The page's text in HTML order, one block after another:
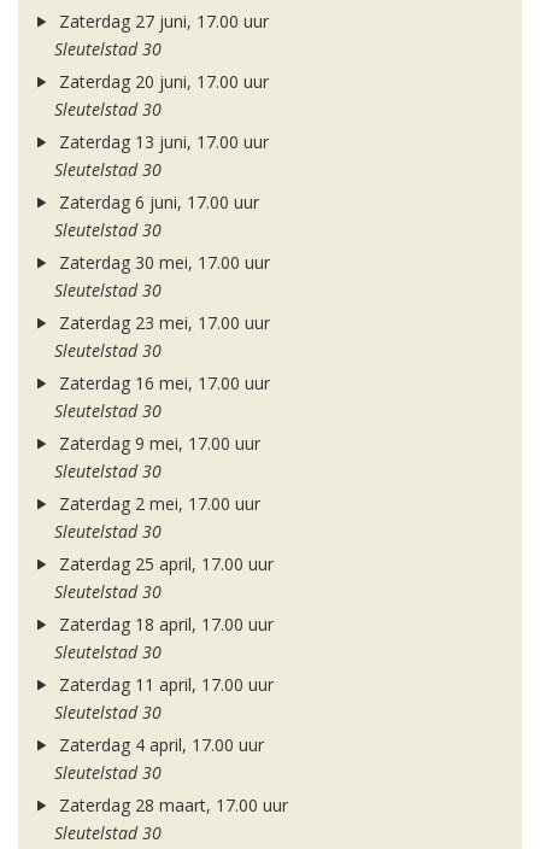
Zaterdag 27 juni, 17.00 uur
Sleutelstad 30
Zaterdag 20 juni, 17.00 uur
Sleutelstad 30
Zaterdag 13 juni, 17.00 uur
Sleutelstad 30
Zaterdag 6 juni, 17.00 uur
Sleutelstad 30
Zaterdag 30 mei, 17.00 uur
Sleutelstad 30
Zaterdag 23 mei, 17.00 uur
Sleutelstad 30
Zaterdag 16 mei, 17.00 uur
Sleutelstad 30
Zaterdag 9 mei, 17.00 uur
Sleutelstad 30
Zaterdag 2 mei, 17.00 uur
Sleutelstad 30
Zaterdag 25 april, 17.00 uur
Sleutelstad 30
Zaterdag 18 april, 17.00 uur
Sleutelstad 30
Zaterdag 11 april, 17.00 uur
Sleutelstad 30
Zaterdag 4 april, 17.00 uur
Sleutelstad 30
Zaterdag 28 maart, 17.00 uur
Sleutelstad 30